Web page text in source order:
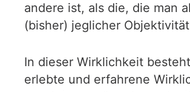
andere ist, als die, die man
(bisher) jeglicher
In dieser Wirklichkeit
erlebte und erfahrene